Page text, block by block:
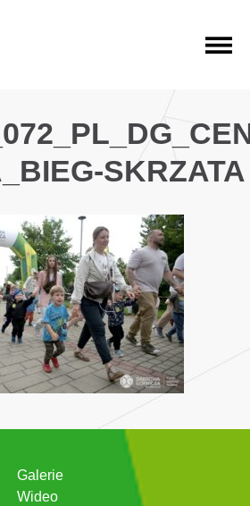
GŁÓWNEGO
SKRZATA
Galerie
Wideo